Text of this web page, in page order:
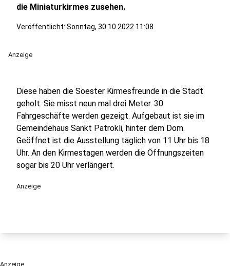
die Miniaturkirmes zusehen.
Veröffentlicht: Sonntag, 30.10.2022 11:08
Anzeige
Diese haben die Soester Kirmesfreunde in die Stadt
geholt. Sie misst neun mal drei Meter. 30
Fahrgeschäfte werden gezeigt. Aufgebaut ist sie im
Gemeindehaus Sankt Patrokli, hinter dem Dom.
Geöffnet ist die Ausstellung täglich von 11 Uhr bis 18
Uhr. An den Kirmestagen werden die Öffnungszeiten
sogar bis 20 Uhr verlängert.
Anzeige
Anzeige